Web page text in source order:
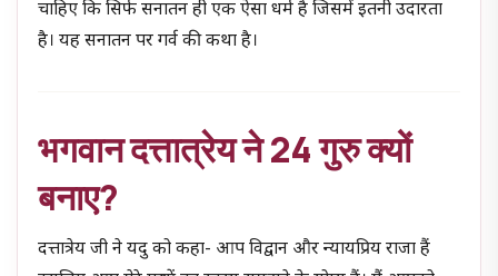
चाहिए कि सिर्फ सनातन ही एक ऐसा धर्म है जिसमें इतनी उदारता
है। यह सनातन पर गर्व की कथा है।
भगवान दत्तात्रेय ने24 गुरु क्यों
बनाए?
दत्तात्रेय जी ने यदु को कहा- आप विद्वान और न्यायप्रिय राजा हैं